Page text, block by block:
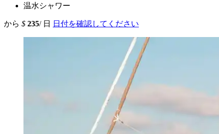
温水シャワー
から $ 235/ 日 日付を確認してください